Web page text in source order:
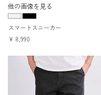
他の画像を見る
スマートスニーカー
¥ 8,990